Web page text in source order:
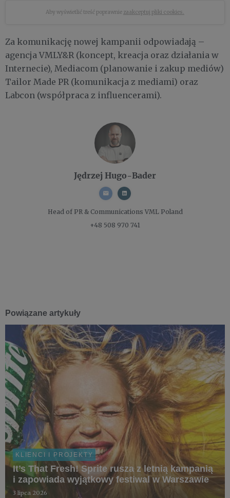
Aby wyświetlić treść poprawnie zaakceptuj pliki cookies.
Za komunikację nowej kampanii odpowiadają –
agencja VMLY&R (koncept, kreacja oraz działania w
Internecie), Mediacom (planowanie i zakup mediów)
Tailor Made PR (komunikacja z mediami) oraz
Labcon (współpraca z influencerami).
Jędrzej Hugo-Bader
Head of PR & Communications VML Poland
+48 508 970 741
Powiązane artykuły
KLIENCI I PROJEKTY
It’s That Fresh! Sprite rusza z letnią kampanią
i zapowiada wyjątkowy festiwal w Warszawie
3 lipca 2026